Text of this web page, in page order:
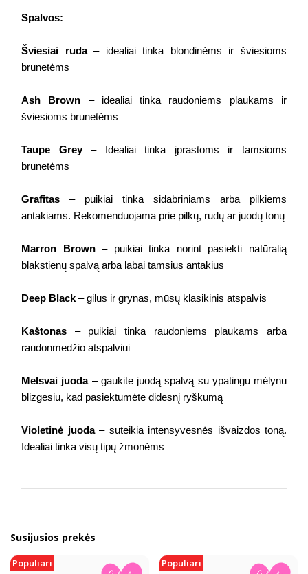
Spalvos:
Šviesiai ruda– idealiai tinka blondinėms ir šviesioms
brunetėms
Ash Brown – idealiai tinka raudoniems plaukams ir
šviesioms brunetėms
Taupe Grey– Idealiai tinka įprastoms ir tamsioms
brunetėms
Grafitas – puikiai tinka sidabriniams arba pilkiems
antakiams. Rekomenduojama prie pilkų, rudų ar juodų tonų
Marron Brown– puikiai tinka norint pasiekti natūralią
blakstienų spalvą arba labai tamsius antakius
Deep Black – gilus ir grynas, mūsų klasikinis atspalvis
Kaštonas – puikiai tinka raudoniems plaukams arba
raudonmedžio atspalviui
Melsvai juoda– gaukite juodą spalvą su ypatingu mėlynu
blizgesiu, kad pasiektumėte didesnį ryškumą
Violetinė juoda– suteikia intensyvesnės išvaizdos toną.
Idealiai tinka visų tipų žmonėms
Susijusios prekės
Populiari Populiari